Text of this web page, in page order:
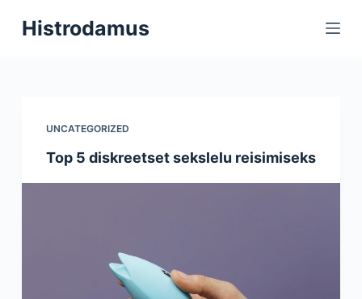
S
k
n
Histrodamus
UNCATEGORIZED
Top 5 diskreetset sekslelu reisimiseks